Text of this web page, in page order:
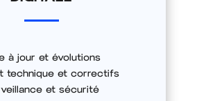
à jour et évolutions
technique et correctifs
et sécurité